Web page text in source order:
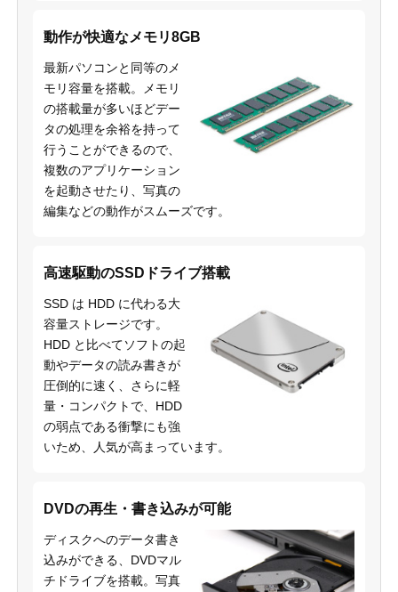
動作が快適なメモリ8GB
最新パソコンと同等のメ
モリ容量を搭載。メモリ
の搭載量が多いほどデー
タの処理を余裕を持って
行うことができるので、
複数のアプリケーション
を起動させたり、写真の
編集などの動作がスムーズです。
高速駆動のSSDドライブ搭載
SSD は HDD に代わる大
容量ストレージです。
HDD と比べてソフトの起
動やデータの読み書きが
圧倒的に速く、さらに軽
量・コンパクトで、HDD
の弱点である衝撃にも強
いため、人気が高まっています。
DVDの再生・書き込みが可能
ディスクへのデータ書き
込みができる、DVDマル
チドライブを搭載。写真